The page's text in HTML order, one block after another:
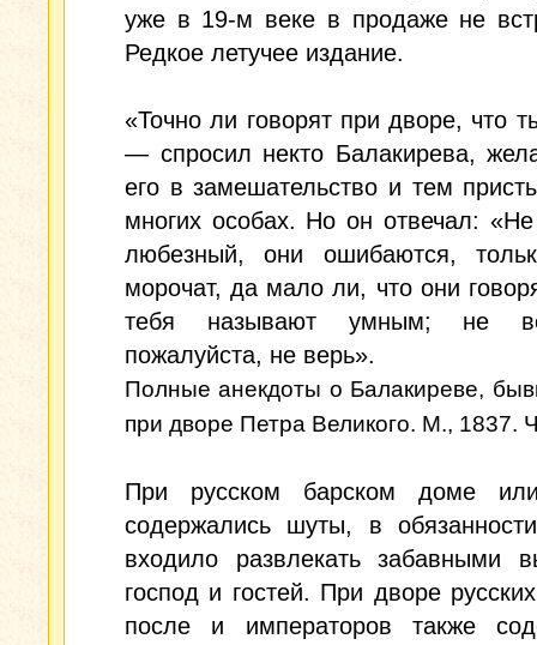
уже в 19-м веке в продаже не
Редкое летучее издание.
«Точно ли говорят при дворе, что
— спросил некто Балакирева,
его в замешательство и тем
многих особах. Но он отвечал:
любезный, они ошибаются,
морочат, да мало ли, что они
тебя называют умным; не
пожалуйста, не верь».
Полные анекдоты о Балакиреве,
при дворе Петра Великого. М., 1837.
При русском барском доме
содержались шуты, в
входило развлекать забавными
господ и гостей. При дворе
после и императоров также